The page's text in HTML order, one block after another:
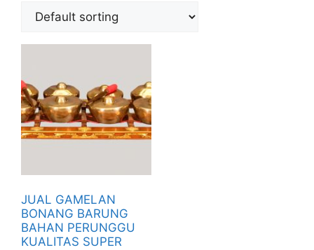
JUAL GAMELAN
BONANG BARUNG
BAHAN PERUNGGU
KUALITAS SUPER